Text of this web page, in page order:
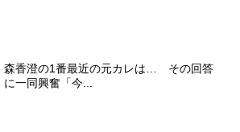
森香澄の1番最近の元カレは… その回答
に一同興奮「今...